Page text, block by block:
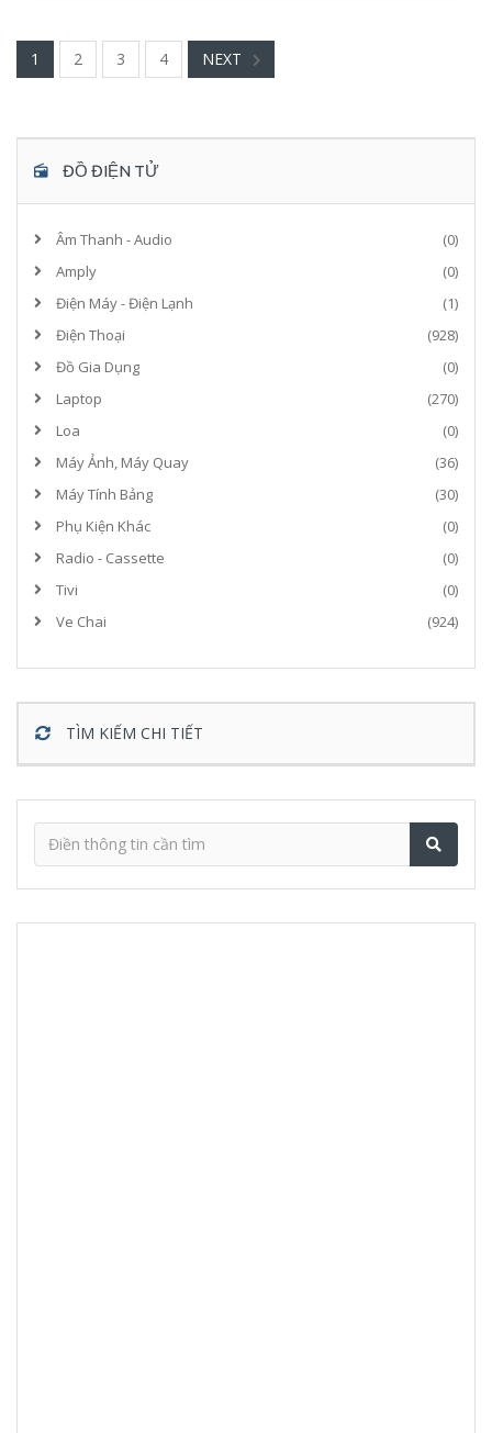
1 2 3 4 NEXT
ĐỒ ĐIỆN TỬ
Âm Thanh - Audio
(0)
Amply
(0)
Điện Máy - Điện Lạnh
(1)
Điện Thoại
(928)
Đồ Gia Dụng
(0)
Laptop
(270)
Loa
(0)
Máy Ảnh, Máy Quay
(36)
Máy Tính Bảng
(30)
Phụ Kiện Khác
(0)
Radio - Cassette
(0)
Tivi
(0)
Ve Chai
(924)
TÌM KIẾM CHI TIẾT